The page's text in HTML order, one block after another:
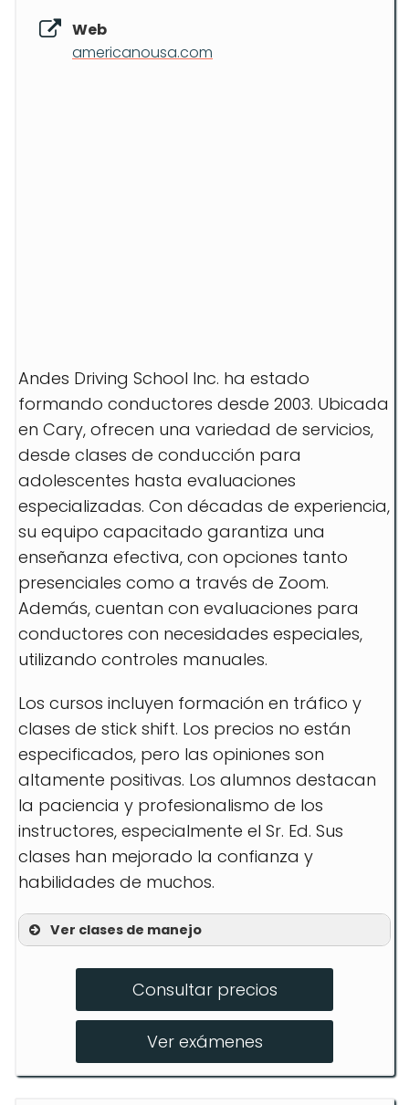
Web
americanousa.com
Andes Driving School Inc. ha estado
formando conductores desde 2003. Ubicada
en Cary, ofrecen una variedad de servicios,
desde clases de conducción para
adolescentes hasta evaluaciones
especializadas. Con décadas de experiencia,
su equipo capacitado garantiza una
enseñanza efectiva, con opciones tanto
presenciales como a través de Zoom.
Además, cuentan con evaluaciones para
conductores con necesidades especiales,
utilizando controles manuales.
Los cursos incluyen formación en tráfico y
clases de stick shift. Los precios no están
especificados, pero las opiniones son
altamente positivas. Los alumnos destacan
la paciencia y profesionalismo de los
instructores, especialmente el Sr. Ed. Sus
clases han mejorado la confianza y
habilidades de muchos.
Ver clases de manejo
Teen Training
Driving Evaluations
Consultar precios
Ver exámenes